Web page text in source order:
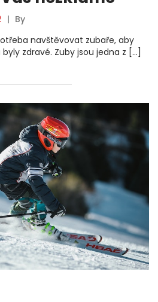
| By
navštěvovat zubaře, aby
zdravé. Zuby jsou jedna z […]